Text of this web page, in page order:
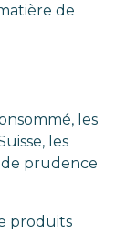
de
les
les
prudence
produits